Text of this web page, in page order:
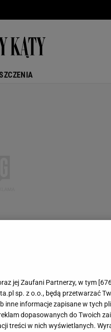
jej Zaufani Partnerzy, w tym [
sp. z o.o., będą przetwarzać
inne informacje zapisane w tych
dopasowanych do Twoich
treści w nich wyświetlanych.